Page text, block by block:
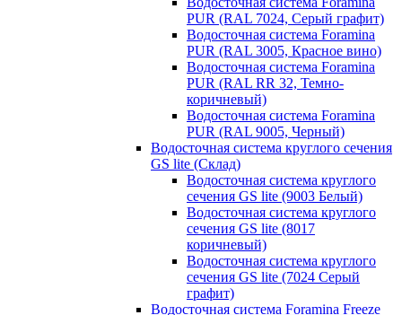
PUR (RAL 7024, Серый графит)
Водосточная система Foramina
PUR (RAL 3005, Красное вино)
Водосточная система Foramina
PUR (RAL RR 32, Темно-
коричневый)
Водосточная система Foramina
PUR (RAL 9005, Черный)
Водосточная система круглого сечения
GS lite (Склад)
Водосточная система круглого
сечения GS lite (9003 Белый)
Водосточная система круглого
сечения GS lite (8017
коричневый)
Водосточная система круглого
сечения GS lite (7024 Серый
графит)
Водосточная система Foramina Freeze